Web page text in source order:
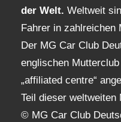
der Welt.Weltweit
Fahrer in zahlreichen
Der MG Car Club
englischen
„affiliated centre“
Teil dieser weltweiten
© MG Car Club